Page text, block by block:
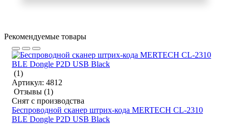
Рекомендуемые товары
(1)
Артикул: 4812
Отзывы (1)
Снят с производства
Беспроводной сканер штрих-кода MERTECH CL-2310
BLE Dongle P2D USB Black